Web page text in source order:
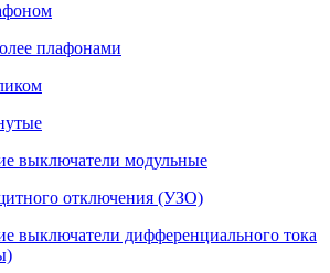
плафонами
выключатели модульные
отключения (УЗО)
выключатели дифференциального тока